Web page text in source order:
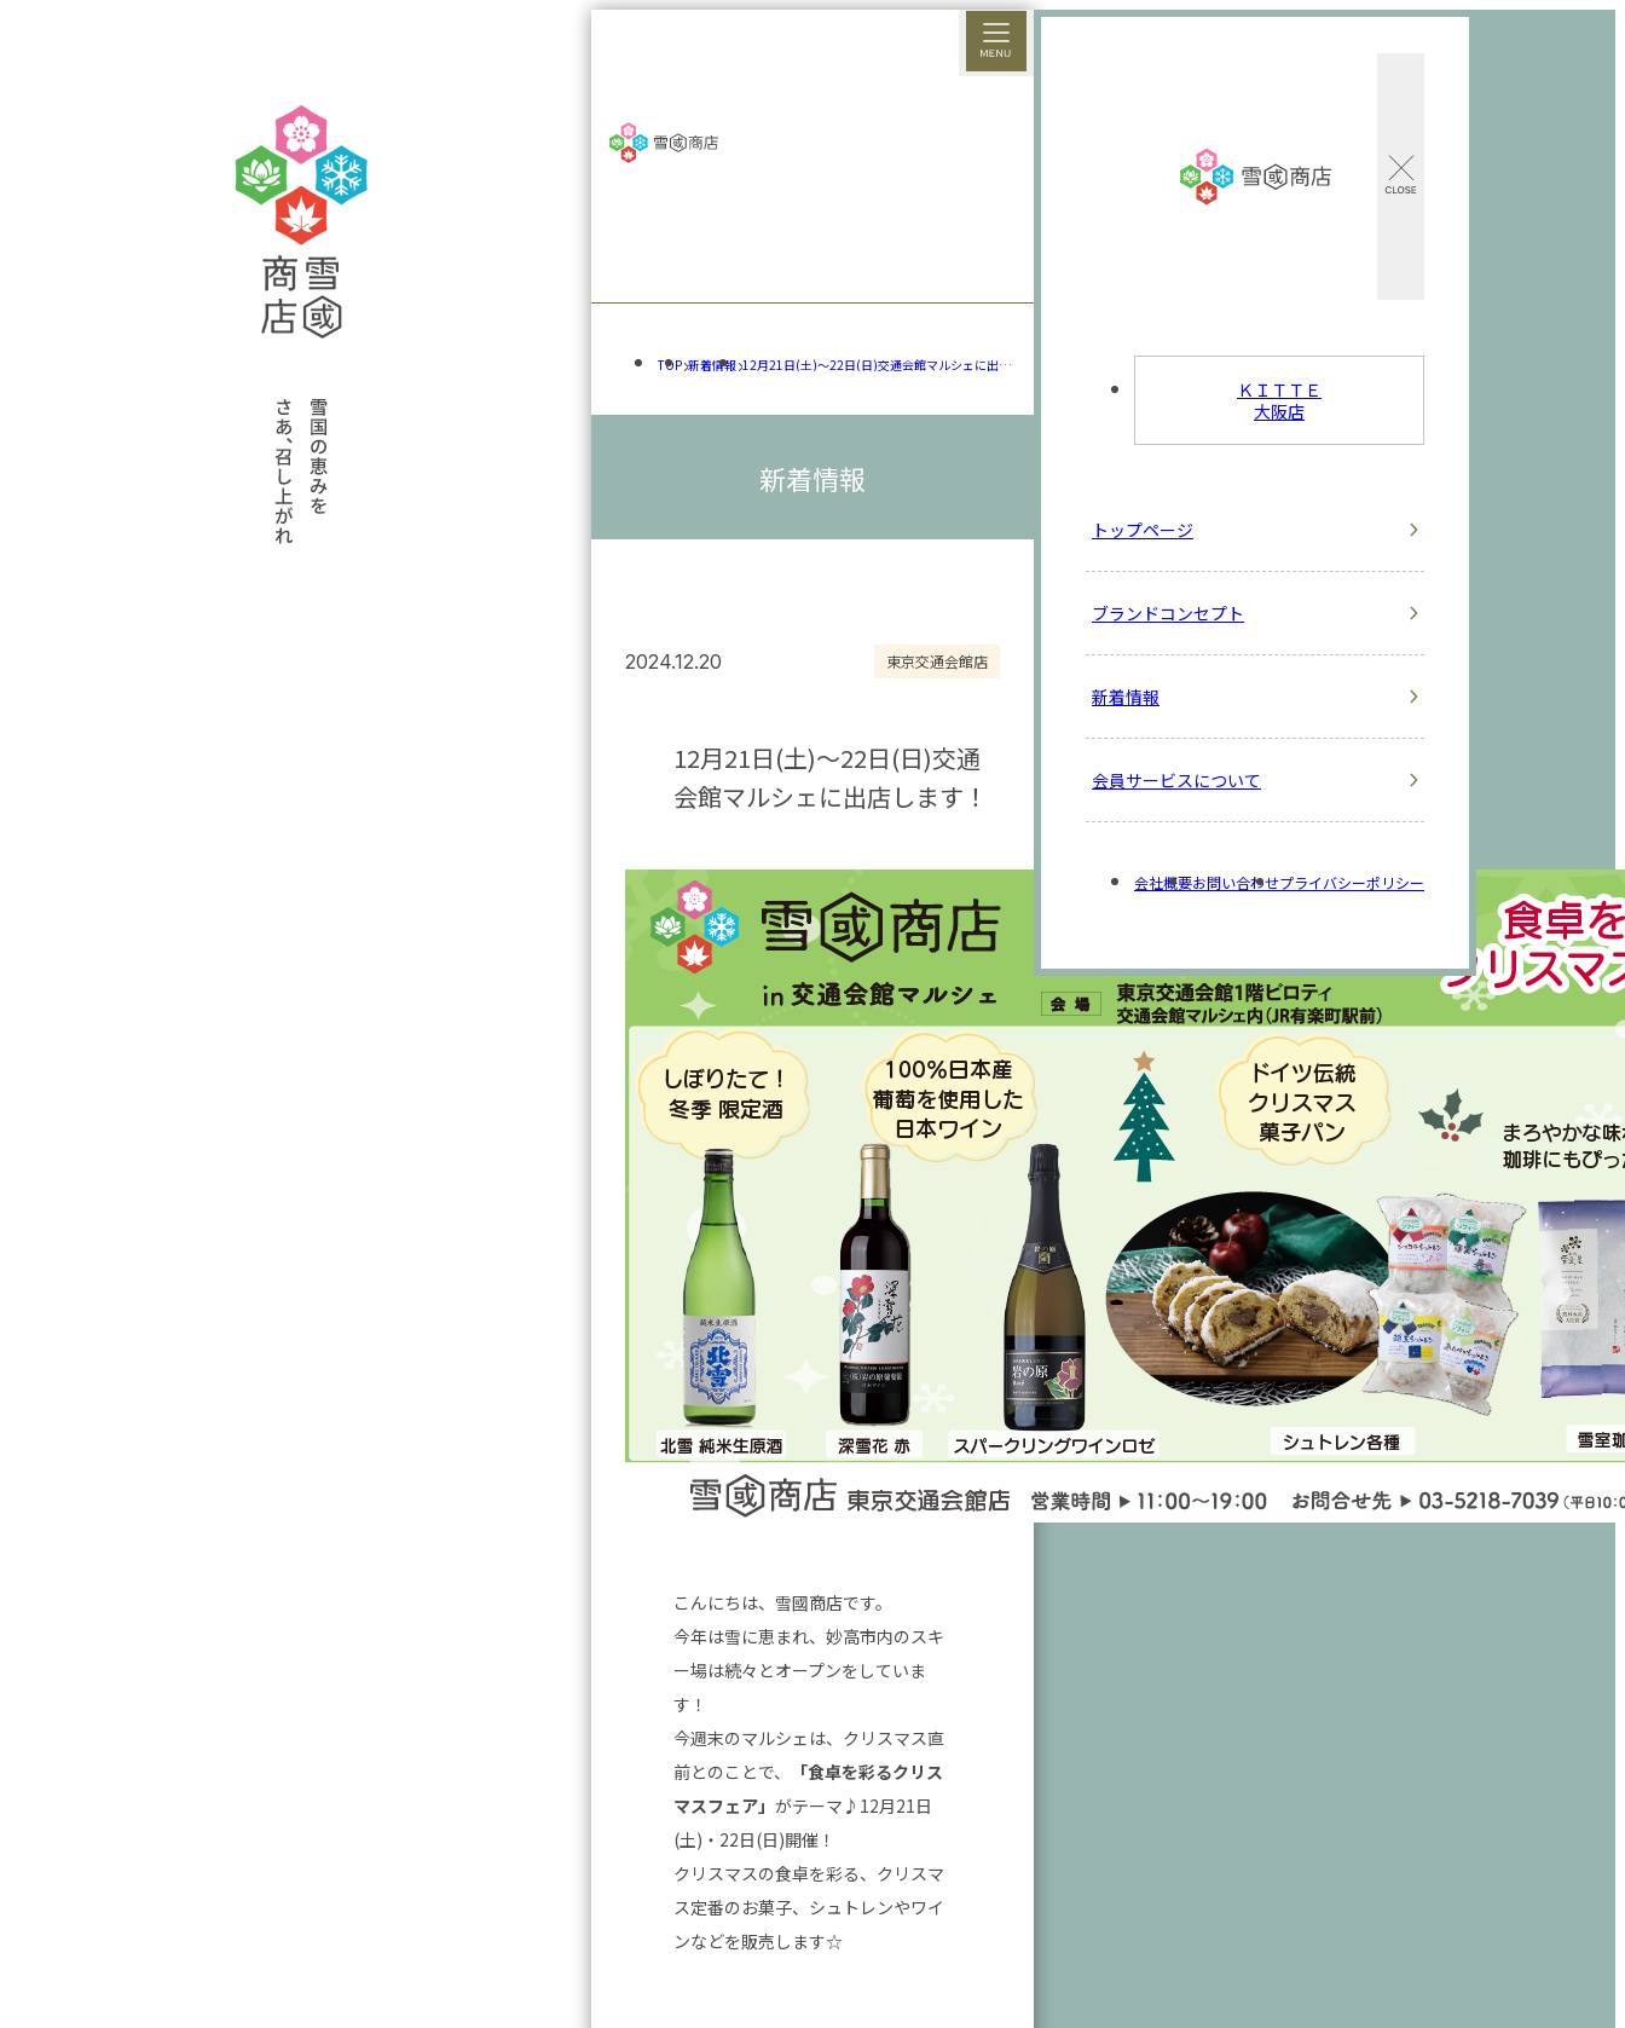
ＫＩＴＴＥ
大阪店
トップページ
ブランドコンセプト
新着情報
会員サービスについて
会社概要お問い合わせプライバシーポリシー
TOP 新着情報 12月21日(土)～22日(日)交通会館マルシェに出店
します！
新着情報
2024.12.20 東京交通会館店
12月21日(土)～22日(日)交通
会館マルシェに出店します！
こんにちは、雪國商店です。
今年は雪に恵まれ、妙高市内のスキ
ー場は続々とオープンをしていま
す！
今週末のマルシェは、クリスマス直
前とのことで、
「食卓を彩るクリス
マスフェア」 がテーマ♪12月21日
(土)・22日(日)開催！
クリスマスの食卓を彩る、クリスマ
ス定番のお菓子、シュトレンやワイ
ンなどを販売します☆